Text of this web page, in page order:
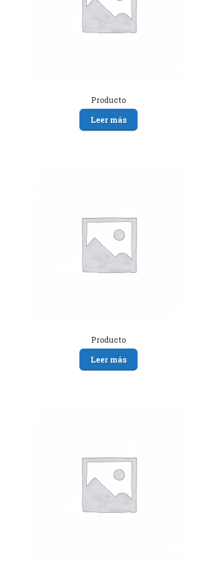
Producto
Leer más
Producto
Leer más